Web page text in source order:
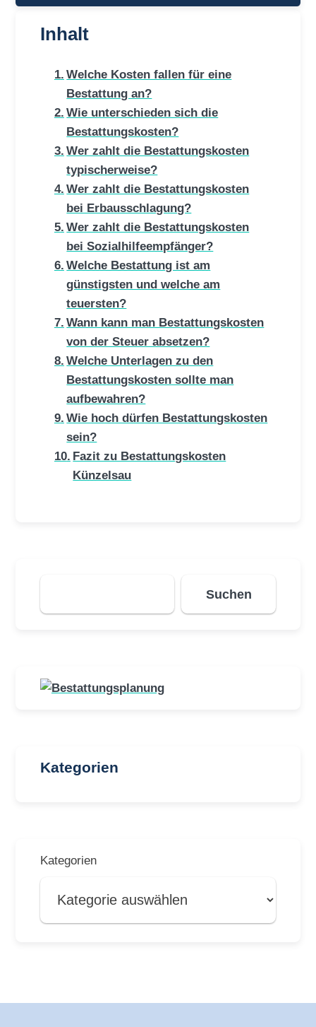
Inhalt
Welche Kosten fallen für eine
Bestattung an?
Wie unterschieden sich die
Bestattungskosten?
Wer zahlt die Bestattungskosten
typischerweise?
Wer zahlt die Bestattungskosten
bei Erbausschlagung?
Wer zahlt die Bestattungskosten
bei Sozialhilfeempfänger?
Welche Bestattung ist am
günstigsten und welche am
teuersten?
Wann kann man Bestattungskosten
von der Steuer absetzen?
Welche Unterlagen zu den
Bestattungskosten sollte man
aufbewahren?
Wie hoch dürfen Bestattungskosten
sein?
Fazit zu Bestattungskosten
Künzelsau
Suchen
Suchen
Kategorien
Kategorien